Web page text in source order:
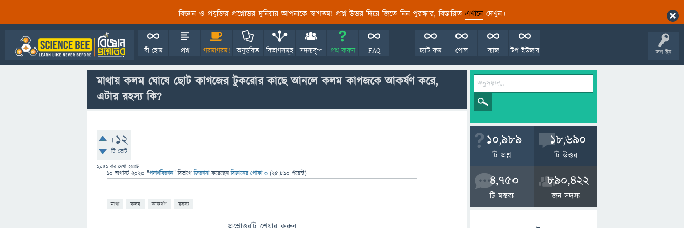
বিজ্ঞান ও প্রযুক্তির প্রশ্নোত্তর দুনিয়ায় আপনাকে স্বাগতম! প্রশ্ন-উত্তর দিয়ে জিতে নিন পুরস্কার, বিস্তারিত এখানেদেখুন।
লগ ইন
বী হোম প্রশ্ন গরমাগরম! অনুত্তরিত বিভাগসমূহ সদস্যবৃন্দ প্রশ্ন করুন FAQ টপ ইউজার
ব্যাজ
পোল
চ্যাট রুম
মাথায় কলম ঘোষে ছোট কাগজের টুকরোর কাছে আনলে কলম কাগজকে আকর্ষণ করে,
এটার রহস্য কি?
+12
টি ভোট
1,051 বার দেখা হয়েছে
10 অগাস্ট 2020 "পদার্থবিজ্ঞান" বিভাগে জিজ্ঞাসাকরেছেনবিজ্ঞানের পোকা ৩ (25,810 পয়েন্ট)
মাথা কলম আকর্ষণ রহস্য
10,989
টি প্রশ্ন
18,690
টি উত্তর
4,750
টি মন্তব্য
890,422
জন সদস্য